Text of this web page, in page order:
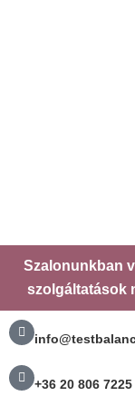
Szalonunkban
szolgáltatások
+36 20 806 7225